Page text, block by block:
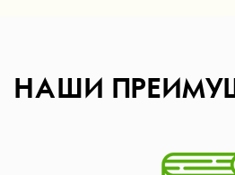
НАШИ